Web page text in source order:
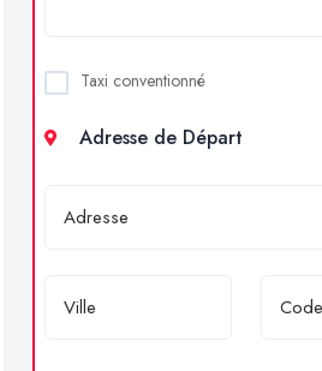
Taxi conventionné
Adresse de Départ